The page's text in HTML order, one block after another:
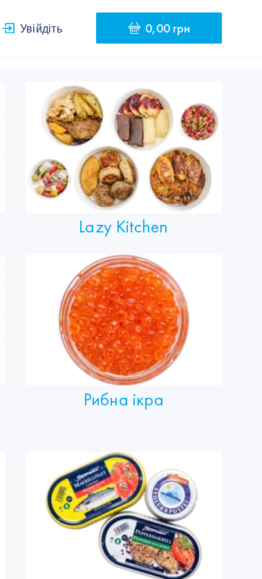
Увійдіть 0,00 грн
Lazy Kitchen
Рибна ікра